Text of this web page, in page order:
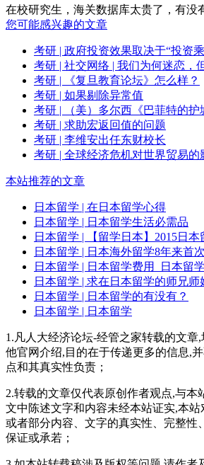
在校研究生，海关数据库太贵了，有没
您可能感兴趣的文章
考研 | 政府投资效果取决于“投资
考研 | 社交网络 | 我们为何迷恋，
考研 | 《复旦教育论坛》怎么样？
考研 | 如果剔除异常值
考研 | （美）多尔西《巴菲特的护
考研 | 求助宏返回值的问题
考研 | 李维安出任东财校长
考研 | 全球经济危机对世界贸易的
本站推荐的文章
日本留学 | 在日本留学心得
日本留学 | 日本留学生活必需品
日本留学 | 【留学日本】2015日本
日本留学 | 日本海外留学8年来首
日本留学 | 日本留学费用_日本留
日本留学 | 求在日本留学的师兄师
日本留学 | 日本留学的有没有？
日本留学 | 日本留学
1.凡人大经济论坛-经管之家转载的文章
他官网介绍,目的在于传递更多的信息,
点和其真实性负责；
2.转载的文章仅代表原创作者观点,与本
文中陈述文字和内容未经本站证实,本
或者部分内容、文字的真实性、完整性
保证或承若；